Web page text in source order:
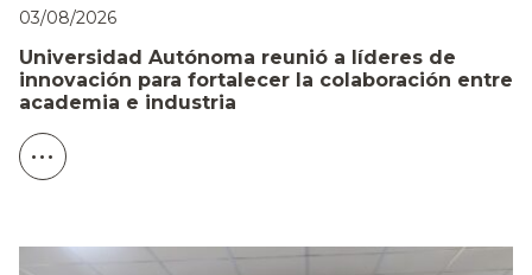
03/08/2026
Universidad Autónoma reunió a líderes de
innovación para fortalecer la colaboración entre
academia e industria